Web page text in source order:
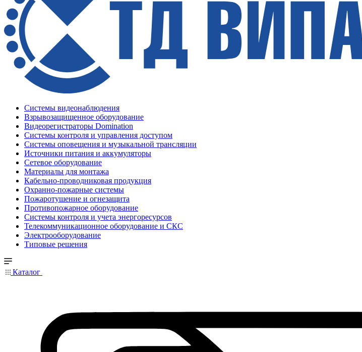
Системы видеонаблюдения
Взрывозащищенное оборудование
Видеорегистраторы Domination
Системы контроля и управления доступом
Системы оповещения и музыкальной трансляции
Источники питания и аккумуляторы
Сетевое оборудование
Материалы для монтажа
Кабельно-проводниковая продукция
Охранно-пожарные системы
Пожаротушение и огнезащита
Противопожарное оборудование
Системы контроля и учета энергоресурсов
Телекоммуникационное оборудование и СКС
Электрооборудование
Типовые решения
Каталог